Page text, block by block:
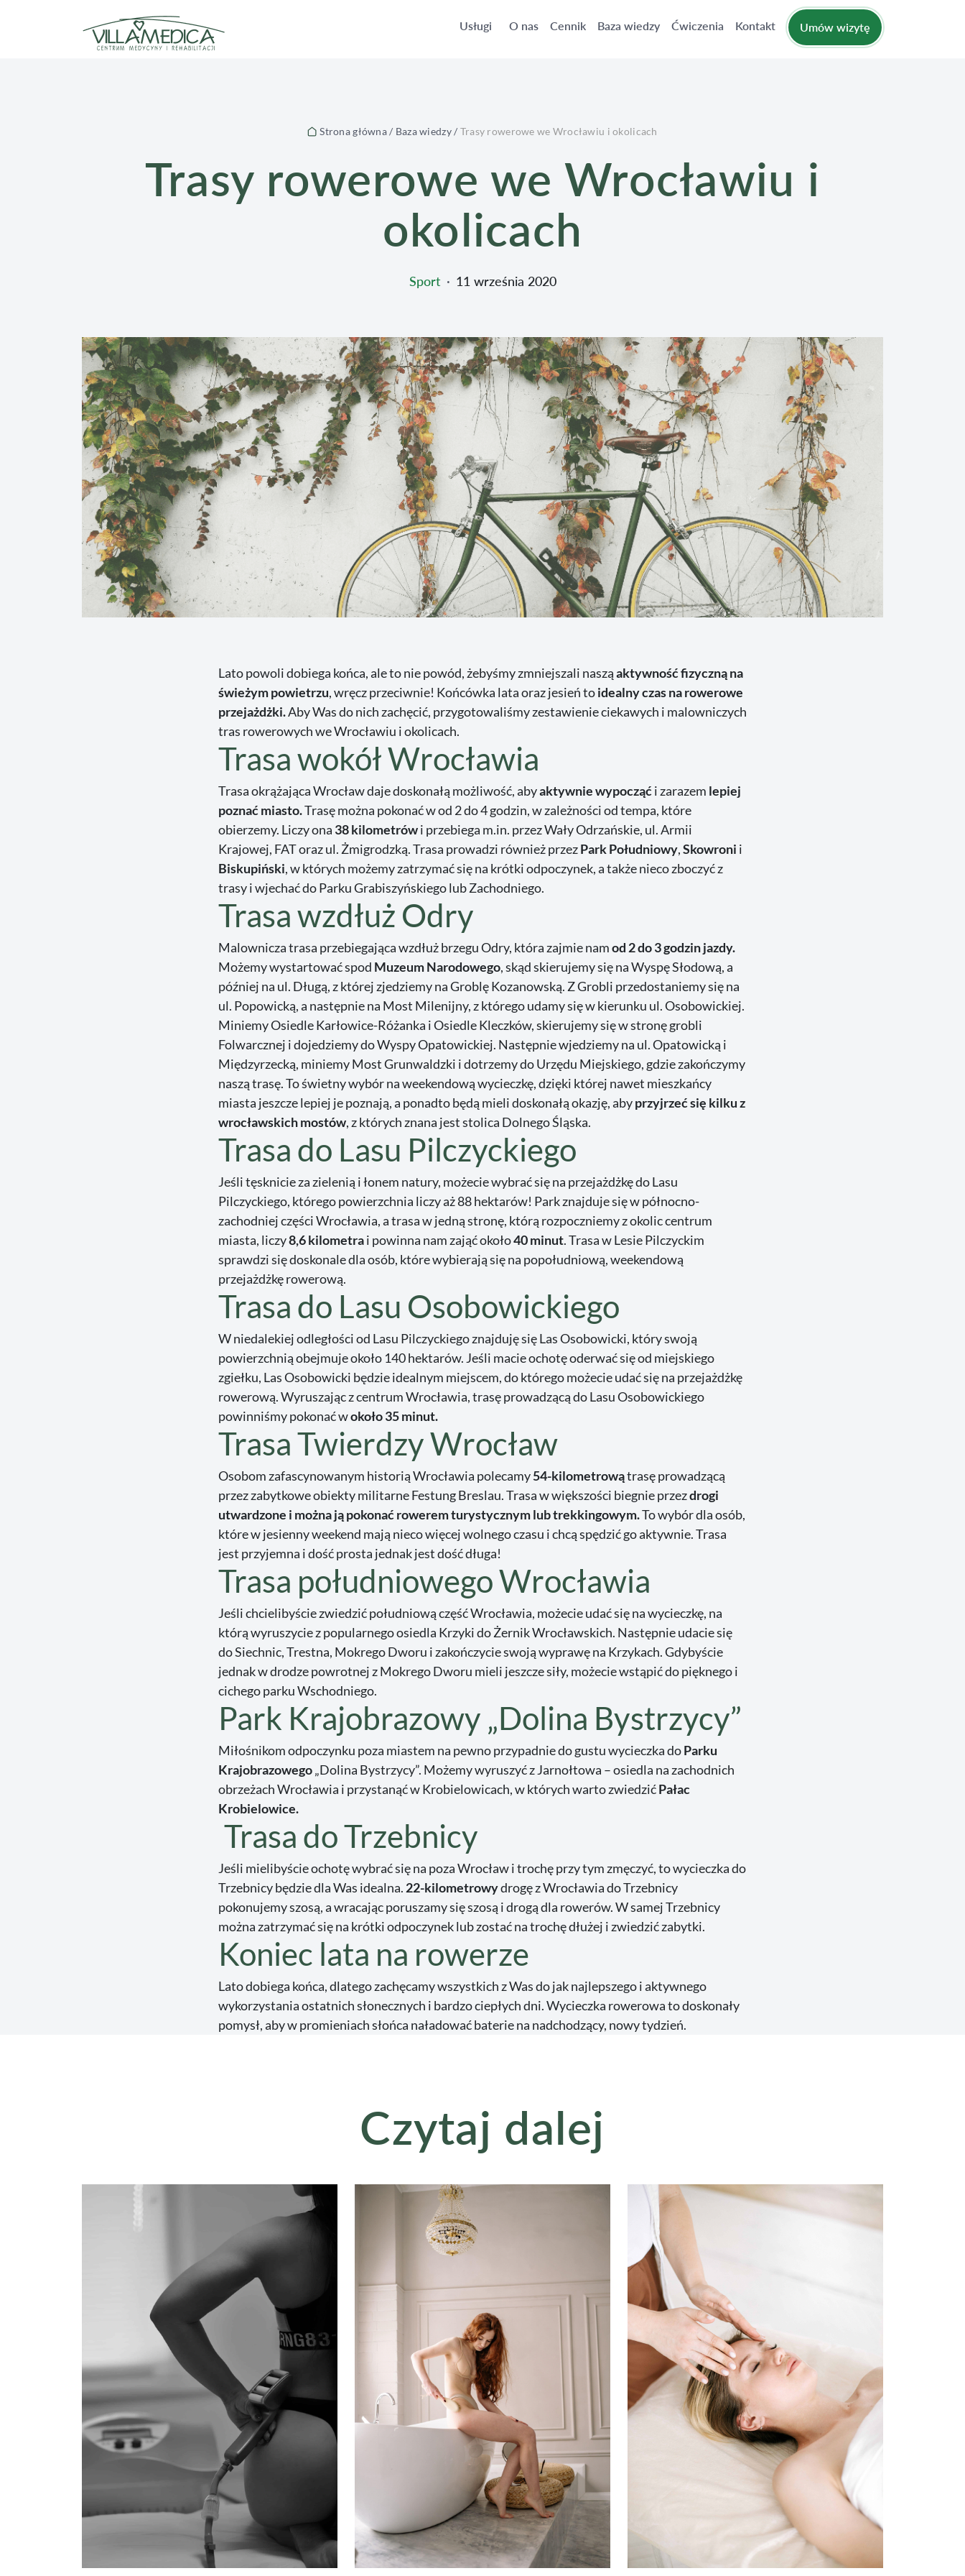
Trasy rowerowe we Wrocławiu i okolicach Usługi O nas Cennik Baza wiedzy Ćwiczenia Kontakt Umów wizytę
Strona główna/ Baza wiedzy/ Trasy rowerowe we Wrocławiu i okolicach
Trasy rowerowe we Wrocławiu i
okolicach
Sport ∙ 11 września 2020
Lato powoli dobiega końca, ale to nie powód, żebyśmy zmniejszali nasząaktywność fizyczną na
świeżym powietrzu, wręcz przeciwnie! Końcówka lata oraz jesień toidealny czas na rowerowe
przejażdżki.Aby Was do nich zachęcić, przygotowaliśmy zestawienie ciekawych i malowniczych
tras rowerowych we Wrocławiu i okolicach.
Trasa wokół Wrocławia
Trasa okrążająca Wrocław daje doskonałą możliwość, abyaktywnie wypocząći zarazem lepiej
poznać miasto.Trasę można pokonać w od 2 do 4 godzin, w zależności od tempa, które
obierzemy. Liczy ona 38 kilometrówi przebiega m.in. przez Wały Odrzańskie, ul. Armii
Krajowej, FAT oraz ul. Żmigrodzką. Trasa prowadzi również przezPark Południowy,Skowroni i
Biskupiński, w których możemy zatrzymać się na krótki odpoczynek, a także nieco zboczyć z
trasy i wjechać do Parku Grabiszyńskiego lub Zachodniego.
Trasa wzdłuż Odry
Malownicza trasa przebiegająca wzdłuż brzegu Odry, która zajmie namod 2 do 3 godzin jazdy.
Możemy wystartować spod Muzeum Narodowego, skąd skierujemy się na Wyspę Słodową, a
później na ul. Długą, z której zjedziemy na Groblę Kozanowską. Z Grobli przedostaniemy się na
ul. Popowicką, a następnie na Most Milenijny, z którego udamy się w kierunku ul. Osobowickiej.
Miniemy Osiedle Karłowice-Różanka i Osiedle Kleczków, skierujemy się w stronę grobli
Folwarcznej i dojedziemy do Wyspy Opatowickiej. Następnie wjedziemy na ul. Opatowicką i
Międzyrzecką, miniemy Most Grunwaldzki i dotrzemy do Urzędu Miejskiego, gdzie zakończymy
naszą trasę. To świetny wybór na weekendową wycieczkę, dzięki której nawet mieszkańcy
miasta jeszcze lepiej je poznają, a ponadto będą mieli doskonałą okazję, abyprzyjrzeć się kilku z
wrocławskich mostów, z których znana jest stolica Dolnego Śląska.
Trasa do Lasu Pilczyckiego
Jeśli tęsknicie za zielenią i łonem natury, możecie wybrać się na przejażdżkę do Lasu
Pilczyckiego, którego powierzchnia liczy aż 88 hektarów! Park znajduje się w północno-
zachodniej części Wrocławia, a trasa w jedną stronę, którą rozpoczniemy z okolic centrum
miasta, liczy8,6 kilometrai powinna nam zająć około40 minut. Trasa w Lesie Pilczyckim
sprawdzi się doskonale dla osób, które wybierają się na popołudniową, weekendową
przejażdżkę rowerową.
Trasa do Lasu Osobowickiego
W niedalekiej odległości od Lasu Pilczyckiego znajduję się Las Osobowicki, który swoją
powierzchnią obejmuje około 140 hektarów. Jeśli macie ochotę oderwać się od miejskiego
zgiełku, Las Osobowicki będzie idealnym miejscem, do którego możecie udać się na przejażdżkę
rowerową. Wyruszając z centrum Wrocławia, trasę prowadzącą do Lasu Osobowickiego
powinniśmy pokonać wokoło 35 minut.
Trasa Twierdzy Wrocław
Osobom zafascynowanym historią Wrocławia polecamy54-kilometrowątrasę prowadzącą
przez zabytkowe obiekty militarne Festung Breslau. Trasa w większości biegnie przezdrogi
utwardzone i można ją pokonać rowerem turystycznym lub trekkingowym.To wybór dla osób,
które w jesienny weekend mają nieco więcej wolnego czasu i chcą spędzić go aktywnie. Trasa
jest przyjemna i dość prosta jednak jest dość długa!
Trasa południowego Wrocławia
Jeśli chcielibyście zwiedzić południową część Wrocławia, możecie udać się na wycieczkę, na
którą wyruszycie z popularnego osiedla Krzyki do Żernik Wrocławskich. Następnie udacie się
do Siechnic, Trestna, Mokrego Dworu i zakończycie swoją wyprawę na Krzykach. Gdybyście
jednak w drodze powrotnej z Mokrego Dworu mieli jeszcze siły, możecie wstąpić do pięknego i
cichego parku Wschodniego.
Park Krajobrazowy „Dolina Bystrzycy”
Miłośnikom odpoczynku poza miastem na pewno przypadnie do gustu wycieczka doParku
Krajobrazowego„Dolina Bystrzycy”. Możemy wyruszyć z Jarnołtowa – osiedla na zachodnich
obrzeżach Wrocławia i przystanąć w Krobielowicach, w których warto zwiedzićPałac
Krobielowice.
Trasa do Trzebnicy
Jeśli mielibyście ochotę wybrać się na poza Wrocław i trochę przy tym zmęczyć, to wycieczka do
Trzebnicy będzie dla Was idealna. 22-kilometrowydrogę z Wrocławia do Trzebnicy
pokonujemy szosą, a wracając poruszamy się szosą i drogą dla rowerów. W samej Trzebnicy
można zatrzymać się na krótki odpoczynek lub zostać na trochę dłużej i zwiedzić zabytki.
Koniec lata na rowerze
Lato dobiega końca, dlatego zachęcamy wszystkich z Was do jak najlepszego i aktywnego
wykorzystania ostatnich słonecznych i bardzo ciepłych dni. Wycieczka rowerowa to doskonały
pomysł, aby w promieniach słońca naładować baterie na nadchodzący, nowy tydzień.
Czytaj dalej